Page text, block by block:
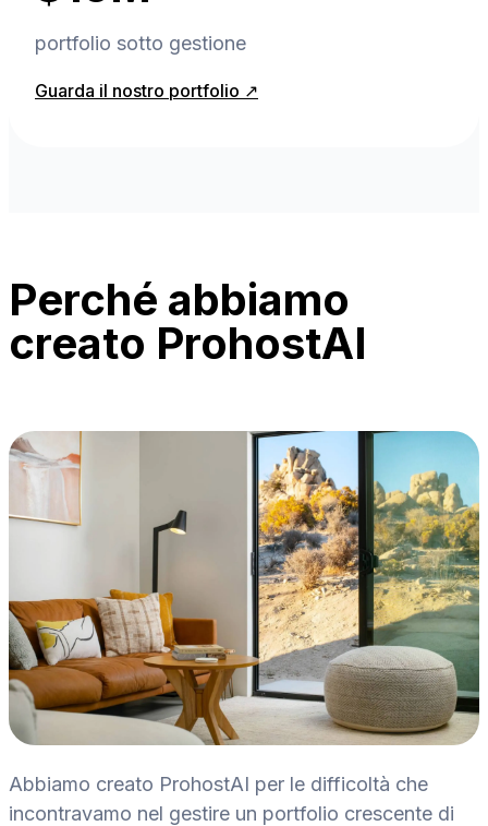
portfolio sotto gestione
Guarda il nostro portfolio ↗
Perché abbiamo
creato ProhostAI
Abbiamo creato ProhostAI per le difficoltà che
incontravamo nel gestire un portfolio crescente di